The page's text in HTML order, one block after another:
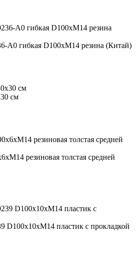
A0 гибкая D100xМ14 резина (Китай)
см
резиновая толстая средней
D100x10xМ14 пластик с прокладкой